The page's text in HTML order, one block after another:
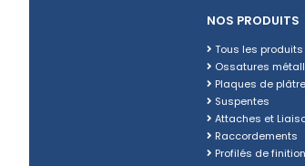
NOS PRODUITS
Tous les produits
Ossatures
Plaques de plâtre
Suspentes
Attaches et
Raccordements
Profilés de finition